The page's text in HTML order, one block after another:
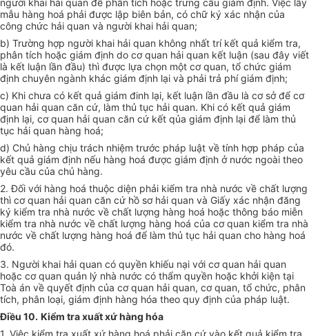
người khai hải quan để phân tích hoặc trưng cầu giám định. Việc lấy
mẫu hàng hoá phải được lập biên bản, có chữ ký xác nhận của
công chức hải quan và người khai hải quan;
b) Trường hợp người khai hải quan không nhất trí kết quả kiểm tra,
phân tích hoặc giám định do cơ quan hải quan kết luận (sau đây viết
là kết luận lần đầu) thì được lựa chọn một cơ quan, tổ chức giám
định chuyên ngành khác giám định lại và phải trả phí giám định;
c) Khi chưa có kết quả giám đinh lại, kết luận lần đầu là cơ sở để cơ
quan hải quan căn cứ, làm thủ tục hải quan. Khi có kết quả giám
định lại, cơ quan hải quan căn cứ kết qủa giám định lại để làm thủ
tục hải quan hàng hoá;
d) Chủ hàng chịu trách nhiệm trước pháp luật về tính hợp pháp của
kết quả giám định nếu hàng hoá được giám định ở nước ngoài theo
yêu cầu của chủ hàng.
2. Đối với hàng hoá thuộc diện phải kiểm tra nhà nước về chất lượng
thì cơ quan hải quan căn cứ hồ sơ hải quan và Giấy xác nhận đăng
ký kiểm tra nhà nước về chất lượng hàng hoá hoặc thông báo miễn
kiểm tra nhà nước về chất lượng hàng hoá của cơ quan kiểm tra nhà
nước về chất lượng hàng hoá để làm thủ tục hải quan cho hàng hoá
đó.
3. Người khai hải quan có quyền khiếu nại với cơ quan hải quan
hoặc cơ quan quản lý nhà nước có thẩm quyền hoặc khởi kiện tại
Toà án về quyết định của cơ quan hải quan, cơ quan, tổ chức, phân
tích, phân loại, giám định hàng hóa theo quy định của pháp luật.
Điều 10. Kiểm tra xuất xứ hàng hóa
1. Việc kiểm tra xuất xứ hàng hoá phải căn cứ vào kết quả kiểm tra